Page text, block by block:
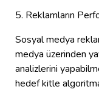
5. Reklamların
Sosyal medya
medya üzerinden
analizlerini
hedef kitle